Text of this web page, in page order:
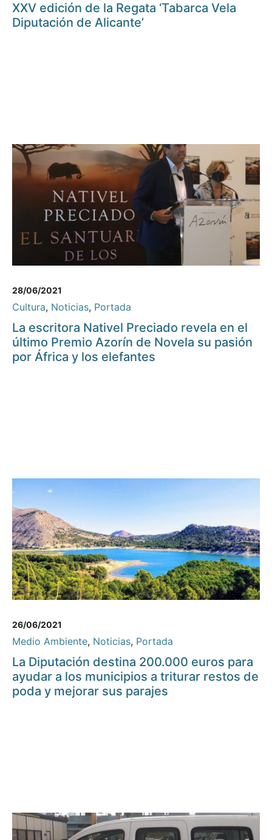
XXV edición de la Regata ‘Tabarca Vela
Diputación de Alicante’
28/06/2021
Cultura, Noticias, Portada
La escritora Nativel Preciado revela en el
último Premio Azorín de Novela su pasión
por África y los elefantes
26/06/2021
Medio Ambiente, Noticias, Portada
La Diputación destina 200.000 euros para
ayudar a los municipios a triturar restos de
poda y mejorar sus parajes